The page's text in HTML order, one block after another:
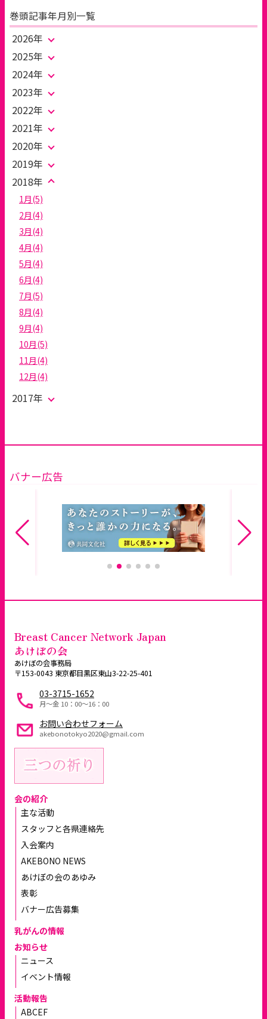
巻頭記事年月別一覧
2026年
2025年
2024年
2023年
2022年
2021年
2020年
2019年
2018年
1月(5)
2月(4)
3月(4)
4月(4)
5月(4)
6月(4)
7月(5)
8月(4)
9月(4)
10月(5)
11月(4)
12月(4)
2017年
バナー広告
Breast Cancer Network Japan
あけぼの会
あけぼの会事務局
〒153-0043 東京都目黒区東山3-22-25-401
03-3715-1652
月～金 10：00〜16：00
お問い合わせフォーム
akebonotokyo2020@gmail.com
会の紹介
主な活動
スタッフと各県連絡先
入会案内
AKEBONO NEWS
あけぼの会のあゆみ
表彰
バナー広告募集
乳がんの情報
お知らせ
ニュース
イベント情報
活動報告
ABCEF